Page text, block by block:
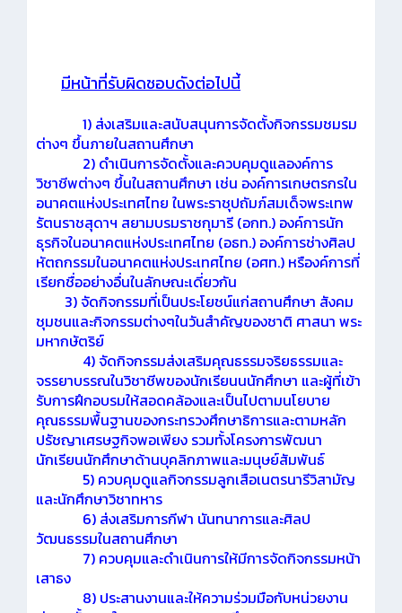
มีหน้าที่รับผิดชอบดังต่อไปนี้
1) ส่งเสริมและสนับสนุนการจัดตั้งกิจกรรมชมรม
ต่างๆ ขึ้นภายในสถานศึกษา
2) ดำเนินการจัดตั้งและควบคุมดูแลองค์การ
วิชาชีพต่างๆ ขึ้นในสถานศึกษา เช่น องค์การเกษตรกรใน
อนาคตแห่งประเทศไทย ในพระราชุปถัมภ์สมเด็จพระเทพ
รัตนราชสุดาฯ สยามบรมราชกุมารี (อกท.) องค์การนัก
ธุรกิจในอนาคตแห่งประเทศไทย (อธท.) องค์การช่างศิลป
หัตถกรรมในอนาคตแห่งประเทศไทย (อศท.) หรืองค์การที่
เรียกชื่ออย่างอื่นในลักษณะเดี่ยวกัน
3) จัดกิจกรรมที่เป็นประโยชน์แก่สถานศึกษา สังคม
ชุมชนและกิจกรรมต่างๆในวันสำคัญของชาติ ศาสนา พระ
มหากษัตริย์
4) จัดกิจกรรมส่งเสริมคุณธรรมจริยธรรมและ
จรรยาบรรณในวิชาชีพของนักเรียนนนักศึกษา และผู้ที่เข้า
รับการฝึกอบรมให้สอดคล้องและเป็นไปตามนโยบาย
คุณธรรมพื้นฐานของกระทรวงศึกษาธิการและตามหลัก
ปรัชญาเศรษฐกิจพอเพียง รวมทั้งโครงการพัฒนา
นักเรียนนักศึกษาด้านบุคลิกภาพและมนุษย์สัมพันธ์
5) ควบคุมดูแลกิจกรรมลูกเสือเนตรนารีวิสามัญ
และนักศึกษาวิชาทหาร
6) ส่งเสริมการกีฬา นันทนาการและศิลป
วัฒนธรรมในสถานศึกษา
7) ควบคุมและดำเนินการให้มีการจัดกิจกรรมหน้า
เสาธง
8) ประสานงานและให้ความร่วมมือกับหน่วยงาน